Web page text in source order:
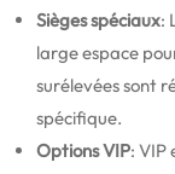
Sièges spéciaux:
large espace
surélevées sont
spécifique.
Options VIP: VIP